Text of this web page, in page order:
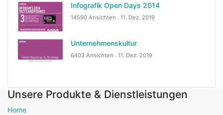
Infografik Open Days 2014
14590 Ansichten . 11. Dez. 2019
Unternehmenskultur
6403 Ansichten . 11. Dez. 2019
Unsere Produkte & Dienstleistungen
Home